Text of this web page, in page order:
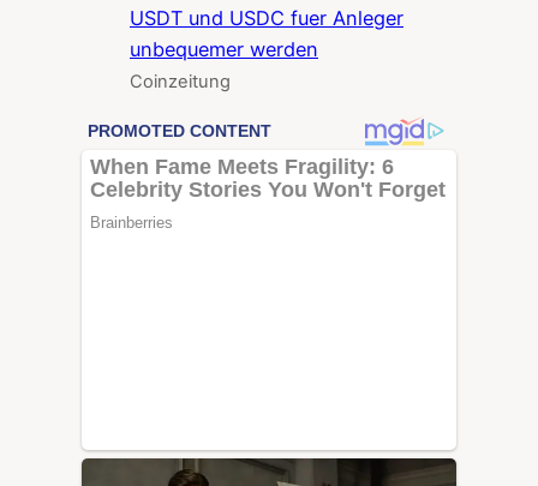
USDT und USDC fuer Anleger
unbequemer werden
Coinzeitung